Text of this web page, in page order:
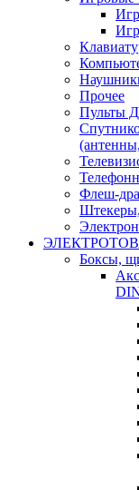
Прочее
Пульты
Флеш-
Штекеры,
Боксы,